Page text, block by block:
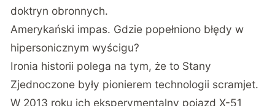
doktryn obronnych.
Amerykański impas. Gdzie popełniono błędy w
hipersonicznym wyścigu?
Ironia historii polega na tym, że to Stany
Zjednoczone były pionierem technologii scramjet.
W 2013 roku ich eksperymentalny pojazd X-51